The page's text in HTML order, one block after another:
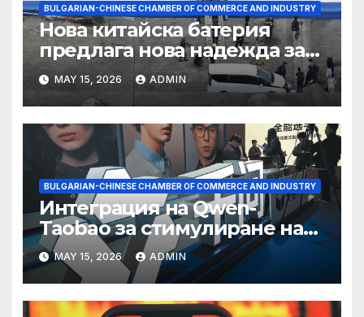
BULGARIAN-CHINESE CHAMBER OF COMMERCE AND INDUSTRY
Нова китайска батерия
предлага нова надежда за
съхранение на водород
MAY 15, 2026 ADMIN
BULGARIAN-CHINESE CHAMBER OF COMMERCE AND INDUSTRY
Интеграция на Qwen-
Taobao за стимулиране на
пазаруването 618
MAY 15, 2026 ADMIN